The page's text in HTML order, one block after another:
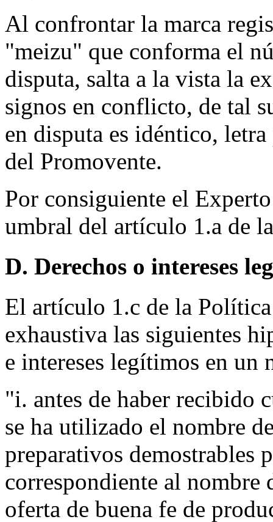
Al confrontar la marca
"meizu" que conforma el
disputa, salta a la vista la
signos en conflicto, de tal
en disputa es idéntico,
del Promovente.
Por consiguiente el
umbral del artículo 1.a de
D. Derechos o intereses
El artículo 1.c de la
exhaustiva las siguientes
e intereses legítimos en un
"i. antes de haber recibido
se ha utilizado el nombre
preparativos demostrables
correspondiente al
oferta de buena fe de